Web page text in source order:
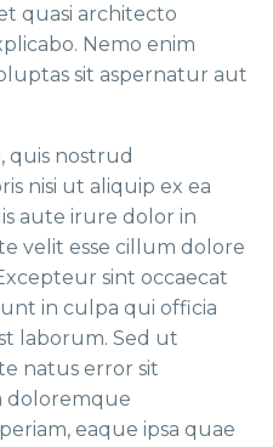
quasi architecto
Nemo enim
sit aspernatur aut
quis nostrud
nisi ut aliquip ex ea
aute irure dolor in
velit esse cillum dolore
sint occaecat
in culpa qui officia
laborum. Sed ut
natus error sit
doloremque
eaque ipsa quae